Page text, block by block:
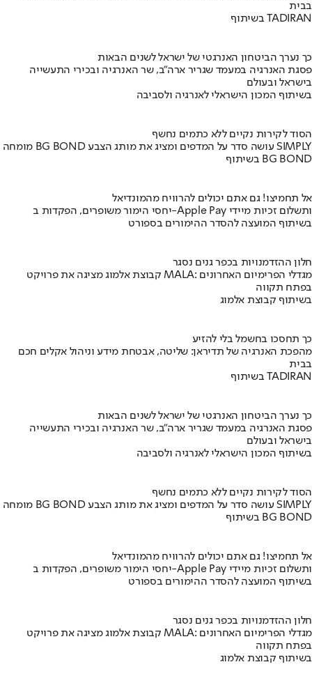
בבית
בשיתוף TADIRAN
כך נערך הביטחון האנרגטי של ישראל לשנים הבאות
פסגת האנרגיה במעמד שגריר ארה"ב, שר האנרגיה ובכירי התעשייה
בישראל ובעולם
בשיתוף המכון הישראלי לאנרגיה ולסביבה
הסוד לקירות נקיים ללא כתמים נחשף
מומחה BG BOND עושה סדר על המדפים ומציג את מותג הצבע SIMPLY
בשיתוף BG BOND
אל תחמיצו! גם אתם יכולים להרוויח מהמונדיאל
יחסי הימור משופרים, הפקדות ב-Apple Pay ותשלום זכיות מיידי
בשיתוף המועצה להסדר ההימורים בספורט
חלון ההזדמנויות בכפר גנים נסגר
קבוצת אלמוג מציגה את פרויקט MALA: מגדלי הפרימיום האחרונים
בפתח תקווה
בשיתוף קבוצת אלמוג
כך תחסכו בחשמל בלי להזיע
מהפכת האנרגיה של תדיראן: שליטה, אבטחת מידע וניהול אקלים חכם
בבית
בשיתוף TADIRAN
כך נערך הביטחון האנרגטי של ישראל לשנים הבאות
פסגת האנרגיה במעמד שגריר ארה"ב, שר האנרגיה ובכירי התעשייה
בישראל ובעולם
בשיתוף המכון הישראלי לאנרגיה ולסביבה
הסוד לקירות נקיים ללא כתמים נחשף
מומחה BG BOND עושה סדר על המדפים ומציג את מותג הצבע SIMPLY
בשיתוף BG BOND
אל תחמיצו! גם אתם יכולים להרוויח מהמונדיאל
יחסי הימור משופרים, הפקדות ב-Apple Pay ותשלום זכיות מיידי
בשיתוף המועצה להסדר ההימורים בספורט
חלון ההזדמנויות בכפר גנים נסגר
קבוצת אלמוג מציגה את פרויקט MALA: מגדלי הפרימיום האחרונים
בפתח תקווה
בשיתוף קבוצת אלמוג